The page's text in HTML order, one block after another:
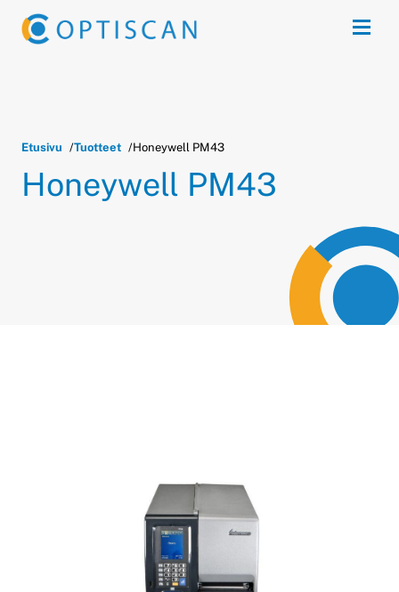
Siirry sisältöön
Avaa
Etusivu Tuotteet Honeywell PM43
Honeywell PM43